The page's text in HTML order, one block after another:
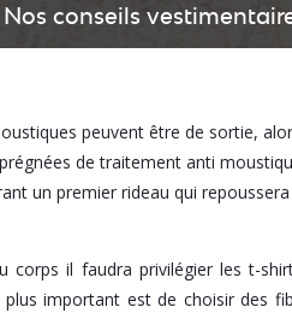
Nos conseils
peuvent être de sortie,
de traitement anti
un premier rideau qui
corps il faudra privilégier les t-
plus important est de choisir des